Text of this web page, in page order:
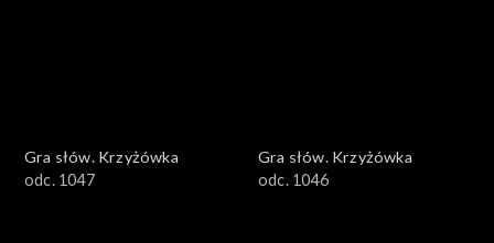
Gra słów. Krzyżówka
odc. 1047
Gra słów. Krzyżówka
odc. 1046